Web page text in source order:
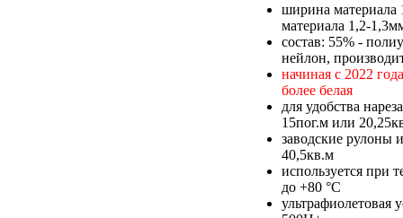
ширина материала
материала 1,2-
состав: 55% -
нейлон,
начиная с 2022
более белая
для удобства
15пог.м или
заводские рулоны
40,5кв.м
используется при
до +80 °С
ультрафиолетовая